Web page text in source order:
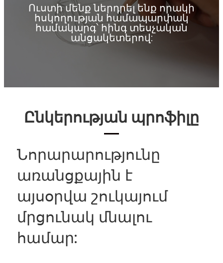
Ուստի մենք ներդրել ենք որակի
հսկողության համապարփակ
համակարգ՝ հինգ տեսչական
անցակետերով:
Ընկերության պրոֆիլը
Նորարարությունը
առանցքային է
այսօրվա շուկայում
մրցունակ մնալու
համար: